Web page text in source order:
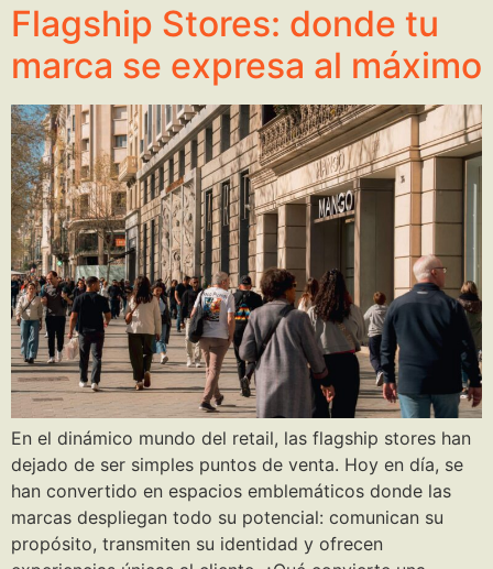
Flagship Stores: donde tu
marca se expresa al máximo
En el dinámico mundo del retail, las flagship stores han
dejado de ser simples puntos de venta. Hoy en día, se
han convertido en espacios emblemáticos donde las
marcas despliegan todo su potencial: comunican su
propósito, transmiten su identidad y ofrecen